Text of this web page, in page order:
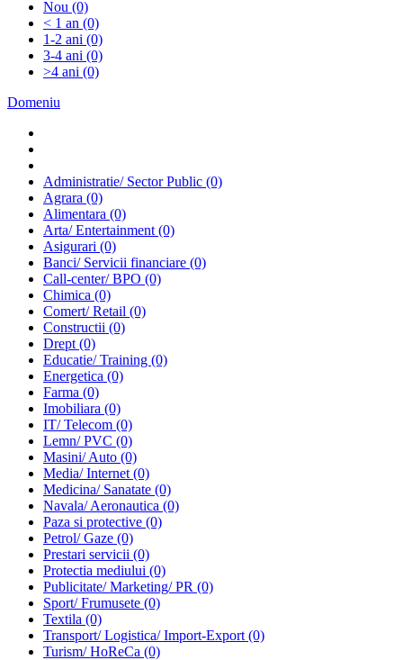
Nou (0)
< 1 an (0)
1-2 ani (0)
3-4 ani (0)
>4 ani (0)
Domeniu
Administratie/ Sector Public (0)
Agrara (0)
Alimentara (0)
Arta/ Entertainment (0)
Asigurari (0)
Banci/ Servicii financiare (0)
Call-center/ BPO (0)
Chimica (0)
Comert/ Retail (0)
Constructii (0)
Drept (0)
Educatie/ Training (0)
Energetica (0)
Farma (0)
Imobiliara (0)
IT/ Telecom (0)
Lemn/ PVC (0)
Masini/ Auto (0)
Media/ Internet (0)
Medicina/ Sanatate (0)
Navala/ Aeronautica (0)
Paza si protective (0)
Petrol/ Gaze (0)
Prestari servicii (0)
Protectia mediului (0)
Publicitate/ Marketing/ PR (0)
Sport/ Frumusete (0)
Textila (0)
Transport/ Logistica/ Import-Export (0)
Turism/ HoReCa (0)